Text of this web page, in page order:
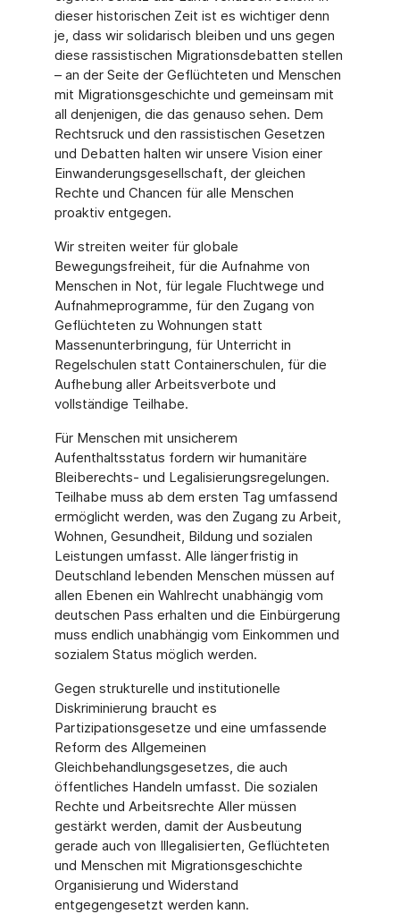
dieser historischen Zeit ist es wichtiger denn
je, dass wir solidarisch bleiben und uns gegen
diese rassistischen Migrationsdebatten stellen
– an der Seite der Geflüchteten und Menschen
mit Migrationsgeschichte und gemeinsam mit
all denjenigen, die das genauso sehen. Dem
Rechtsruck und den rassistischen Gesetzen
und Debatten halten wir unsere Vision einer
Einwanderungsgesellschaft, der gleichen
Rechte und Chancen für alle Menschen
proaktiv entgegen.
Wir streiten weiter für globale
Bewegungsfreiheit, für die Aufnahme von
Menschen in Not, für legale Fluchtwege und
Aufnahmeprogramme, für den Zugang von
Geflüchteten zu Wohnungen statt
Massenunterbringung, für Unterricht in
Regelschulen statt Containerschulen, für die
Aufhebung aller Arbeitsverbote und
vollständige Teilhabe.
Für Menschen mit unsicherem
Aufenthaltsstatus fordern wir humanitäre
Bleiberechts- und Legalisierungsregelungen.
Teilhabe muss ab dem ersten Tag umfassend
ermöglicht werden, was den Zugang zu Arbeit,
Wohnen, Gesundheit, Bildung und sozialen
Leistungen umfasst. Alle längerfristig in
Deutschland lebenden Menschen müssen auf
allen Ebenen ein Wahlrecht unabhängig vom
deutschen Pass erhalten und die Einbürgerung
muss endlich unabhängig vom Einkommen und
sozialem Status möglich werden.
Gegen strukturelle und institutionelle
Diskriminierung braucht es
Partizipationsgesetze und eine umfassende
Reform des Allgemeinen
Gleichbehandlungsgesetzes, die auch
öffentliches Handeln umfasst. Die sozialen
Rechte und Arbeitsrechte Aller müssen
gestärkt werden, damit der Ausbeutung
gerade auch von Illegalisierten, Geflüchteten
und Menschen mit Migrationsgeschichte
Organisierung und Widerstand
entgegengesetzt werden kann.